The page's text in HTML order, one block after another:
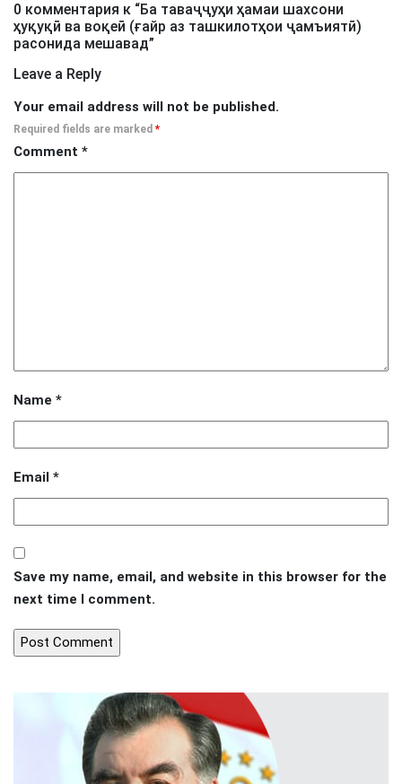
0 комментария к “Ба таваҷҷуҳи ҳамаи шахсони
ҳуқуқӣ ва воқеӣ (ғайр аз ташкилотҳои ҷамъиятӣ)
расонида мешавад”
Leave a Reply
Your email address will not be published.
Required fields are marked *
Comment *
Name *
Email *
Save my name, email, and website in this browser for the
next time I comment.